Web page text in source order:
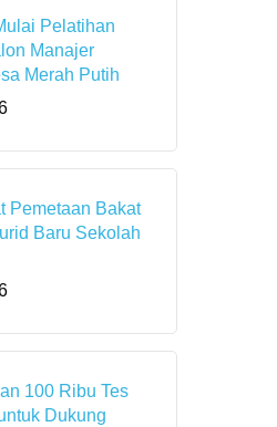
Pelatihan
Manajer
Merah Putih
Pemetaan Bakat
Baru Sekolah
100 Ribu Tes
Dukung